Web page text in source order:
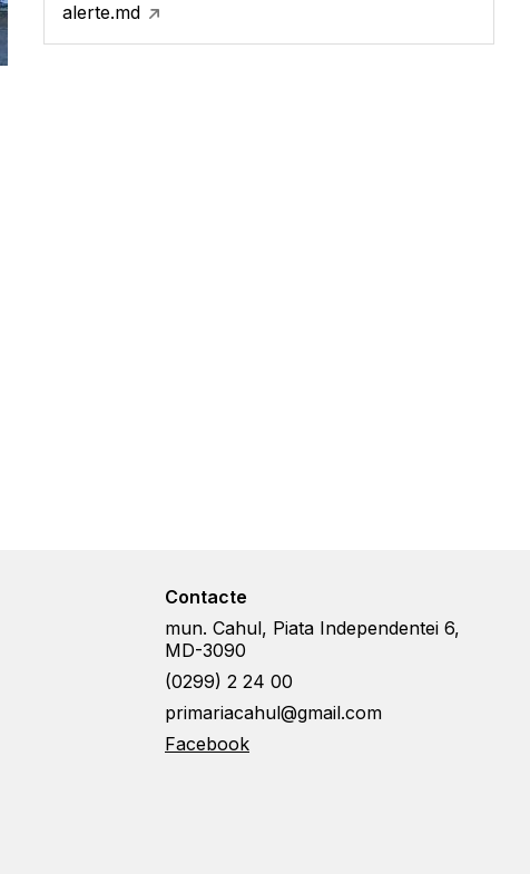
alerte.md
Contacte
mun. Cahul, Piata Independentei 6,
MD-3090
(0299) 2 24 00
primariacahul@gmail.com
Facebook